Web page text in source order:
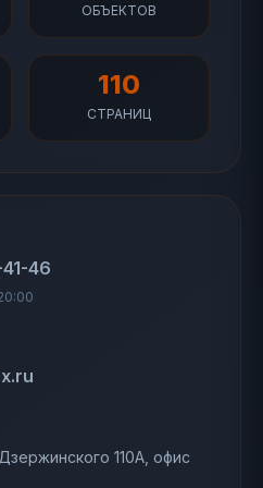
ОБЪЕКТОВ
110
СТРАНИЦ
46
110А, офис